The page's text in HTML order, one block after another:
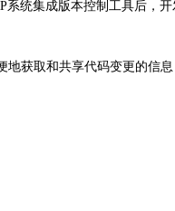
系统集成版本控制工具后，
地获取和共享代码变更的信